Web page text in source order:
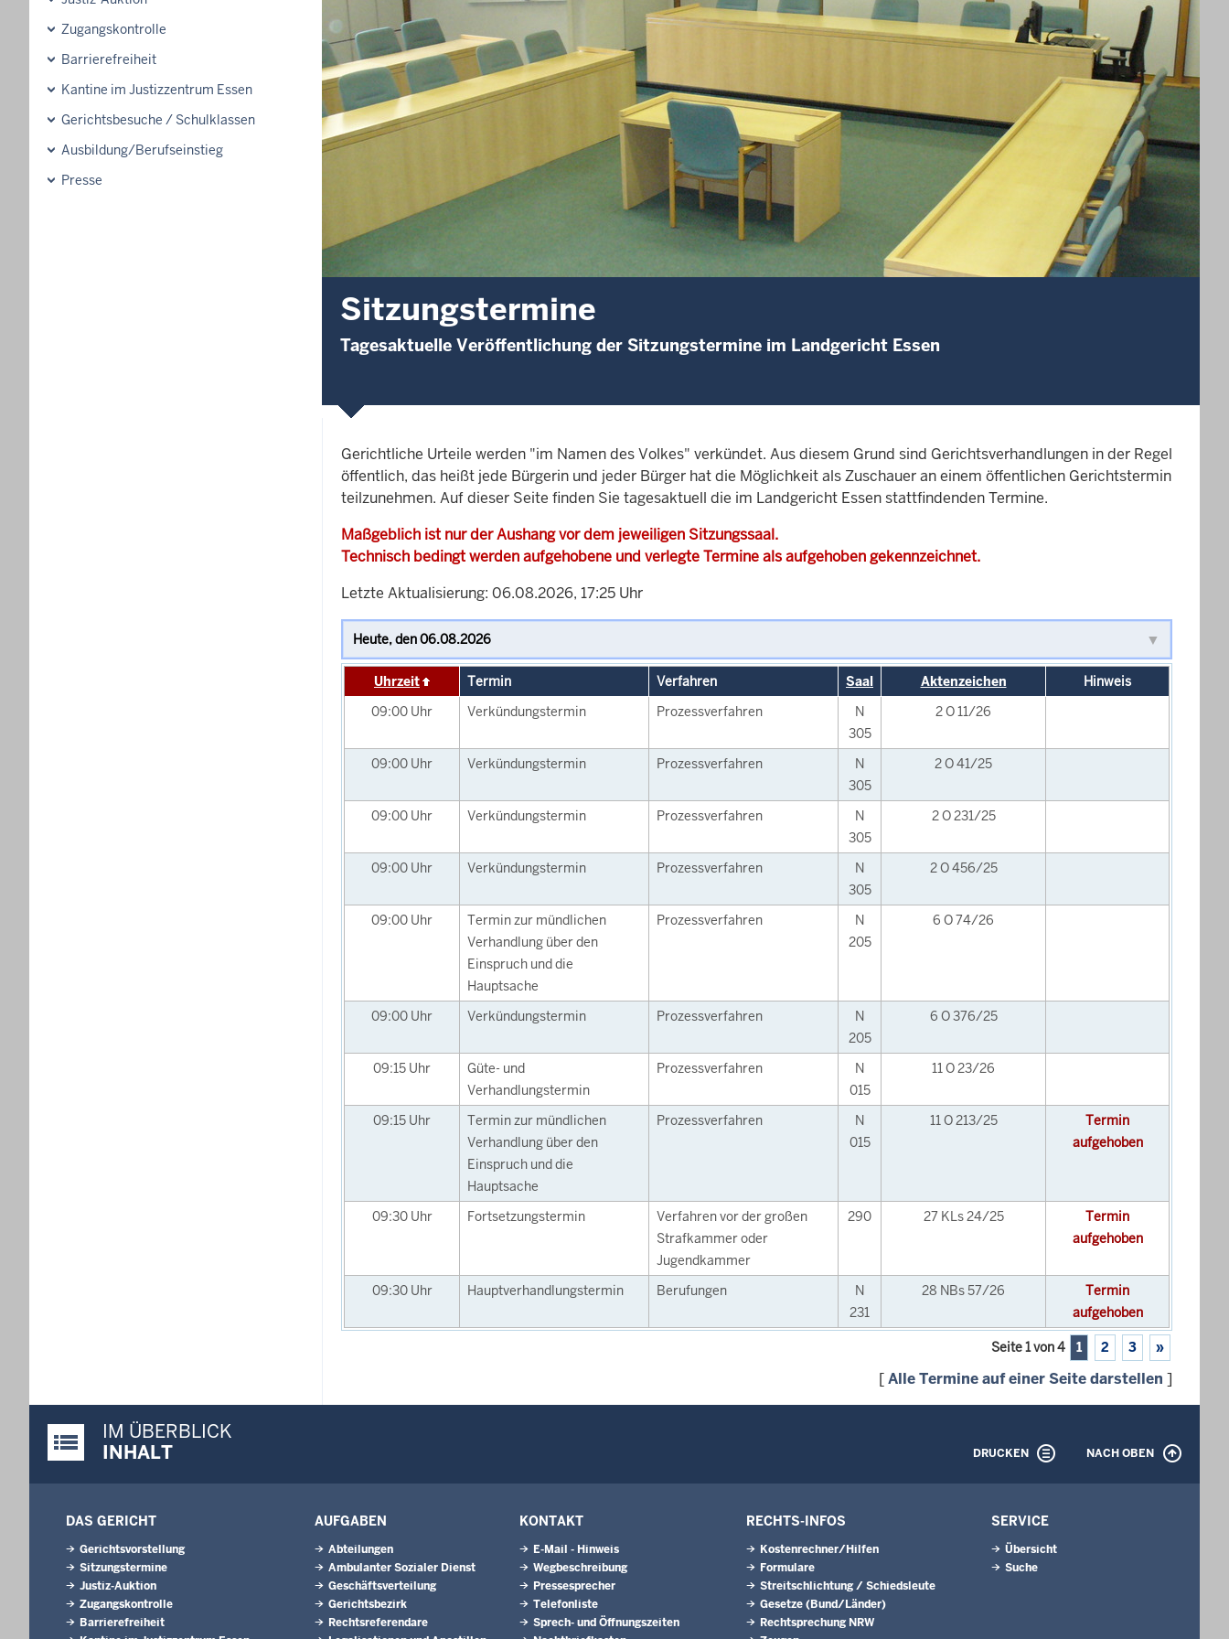
Zugangskontrolle
Barrierefreiheit
Kantine im Justizzentrum Essen
Gerichtsbesuche / Schulklassen
Ausbildung/Berufseinstieg
Presse
Sitzungstermine
Tagesaktuelle Veröffentlichung der Sitzungstermine im Landgericht Essen
Gerichtliche Urteile werden "im Namen des Volkes" verkündet. Aus diesem Grund sind Gerichtsverhandlungen in der Regel
öffentlich, das heißt jede Bürgerin und jeder Bürger hat die Möglichkeit als Zuschauer an einem öffentlichen Gerichtstermin
teilzunehmen. Auf dieser Seite finden Sie tagesaktuell die im Landgericht Essen stattfindenden Termine.
Maßgeblich ist nur der Aushang vor dem jeweiligen Sitzungssaal.
Technisch bedingt werden aufgehobene und verlegte Termine als aufgehoben gekennzeichnet.
Letzte Aktualisierung: 06.08.2026, 17:25 Uhr
Uhrzeit Termin Verfahren Saal Aktenzeichen
Hinweis
09:00 Uhr Verkündungstermin Prozessverfahren
N
305
2 O 11/26
09:00 Uhr Verkündungstermin Prozessverfahren
N
305
2 O 41/25
09:00 Uhr Verkündungstermin Prozessverfahren
N
305
2 O 231/25
09:00 Uhr Verkündungstermin Prozessverfahren
N
305
2 O 456/25
09:00 Uhr
Termin zur mündlichen
Verhandlung über den
Einspruch und die
Hauptsache
Prozessverfahren
N
205
6 O 74/26
09:00 Uhr Verkündungstermin Prozessverfahren
N
205
6 O 376/25
09:15 Uhr
Güte- und
Verhandlungstermin
Prozessverfahren
N
015
11 O 23/26
09:15 Uhr
Termin zur mündlichen
Verhandlung über den
Einspruch und die
Hauptsache
Prozessverfahren
N
015
11 O 213/25
Termin
aufgehoben
09:30 Uhr Fortsetzungstermin
Verfahren vor der großen
Strafkammer oder
Jugendkammer
290 27 KLs 24/25
Termin
aufgehoben
09:30 Uhr Hauptverhandlungstermin Berufungen
N
231
28 NBs 57/26
Termin
aufgehoben
Seite 1 von 4 1 2 3 »
[Alle Termine auf einer Seite darstellen ]
Justiz-Portal im Überblick:
IM ÜBERBLICK
INHALT
DRUCKEN NACH OBEN
DAS GERICHT
Gerichtsvorstellung
Sitzungstermine
Justiz-Auktion
Zugangskontrolle
Barrierefreiheit
AUFGABEN
Abteilungen
Ambulanter Sozialer Dienst
Geschäftsverteilung
Gerichtsbezirk
Rechtsreferendare
KONTAKT
E-Mail - Hinweis
Wegbeschreibung
Pressesprecher
Telefonliste
Sprech- und Öffnungszeiten
RECHTS-INFOS
Kostenrechner/Hilfen
Formulare
Streitschlichtung / Schiedsleute
Gesetze (Bund/Länder)
Rechtsprechung NRW
SERVICE
Übersicht
Suche